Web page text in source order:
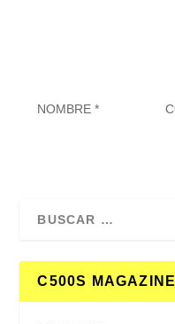
C500S MAGAZINE